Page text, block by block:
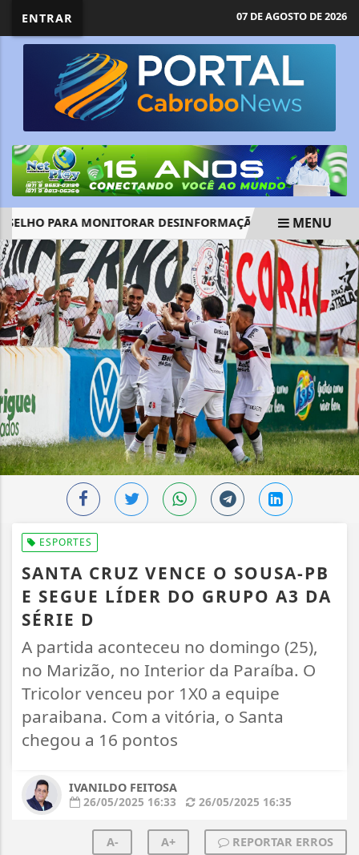
ENTRAR 07 DE AGOSTO DE 2026
PARA MONITORAR DESINFORMAÇÃO E IA NAS ELEIÇÕES
EM ALTA
MENU
ESPORTES
SANTA CRUZ VENCE O SOUSA-PB
E SEGUE LÍDER DO GRUPO A3 DA
SÉRIE D
A partida aconteceu no domingo (25),
no Marizão, no Interior da Paraíba. O
Tricolor venceu por 1X0 a equipe
paraibana. Com a vitória, o Santa
chegou a 16 pontos
IVANILDO FEITOSA
26/05/2025 16:33
26/05/2025 16:35
A- A+ REPORTAR ERROS